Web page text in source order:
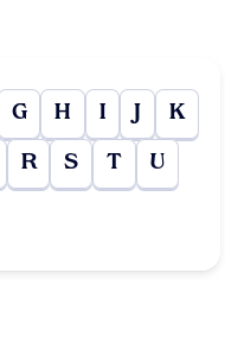
G H I J K
R S T U